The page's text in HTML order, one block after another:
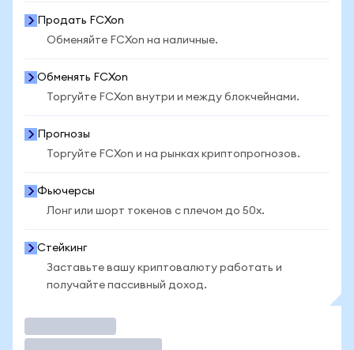
Продать FCXon
Обменяйте FCXon на наличные.
Обменять FCXon
Торгуйте FCXon внутри и между блокчейнами.
Прогнозы
Торгуйте FCXon и на рынках криптопрогнозов.
Фьючерсы
Лонг или шорт токенов с плечом до 50x.
Стейкинг
Заставьте вашу криптовалюту работать и
получайте пассивный доход.